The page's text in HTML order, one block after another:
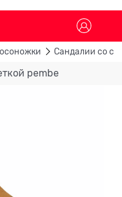
Сандалии со
pembe